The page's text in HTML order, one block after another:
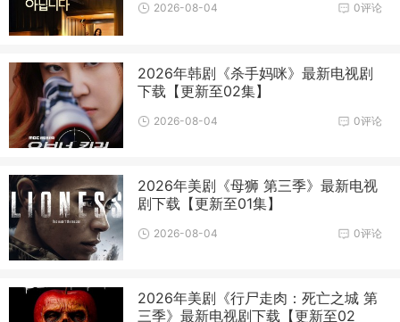
0评论
2026-08-04
2026年韩剧《杀手妈咪》最新电视剧
下载【更新至02集】
0评论
2026-08-04
2026年美剧《母狮 第三季》最新电视
剧下载【更新至01集】
0评论
2026-08-04
2026年美剧《行尸走肉：死亡之城 第
三季》最新电视剧下载【更新至02